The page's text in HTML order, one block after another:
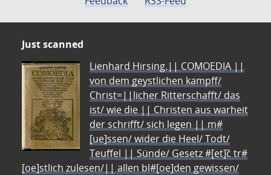
Just scanned
Lienhard Hirsing.|| COMOEDIA ||
von dem geystlichen kampff/
Christ=||licher Ritterschafft/ das
ist/ wie die || Christen aus warheit
der schrifft/ sich legen || m#
[ue]ssen/ wider die Heel/ Todt/
Teuffel || Sünde/ Gesetz #[et]c̃ tr#
[oe]stlich zulesen/|| allen bl#[oe]den gewissen/